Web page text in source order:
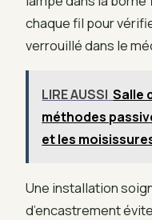
chaque fil pour
verrouillé dans le
LIRE AUSSI Salle
méthodes
et les
Une installation
d’encastrement